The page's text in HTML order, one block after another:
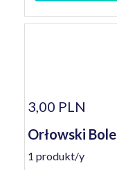
3,00 PLN
Orłowski
1 produkt/y